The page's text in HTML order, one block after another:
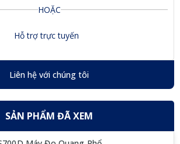
HOẶC
Hỗ trợ trực tuyến
Liên hệ với chúng tôi
SẢN PHẨM ĐÃ XEM